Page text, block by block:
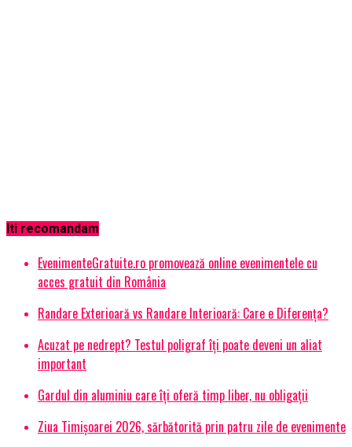
Iti recomandam
EvenimenteGratuite.ro promovează online evenimentele cu
acces gratuit din România
Randare Exterioară vs Randare Interioară: Care e Diferența?
Acuzat pe nedrept? Testul poligraf îţi poate deveni un aliat
important
Gardul din aluminiu care îți oferă timp liber, nu obligații
Ziua Timișoarei 2026, sărbătorită prin patru zile de evenimente